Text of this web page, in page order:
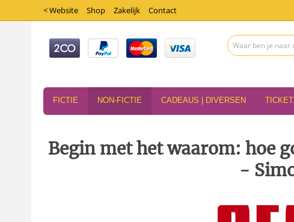
< Website Shop Zakelijk Contact
FICTIE NON-FICTIE CADEAUS | DIVERSEN
Begin met het waarom: hoe
-